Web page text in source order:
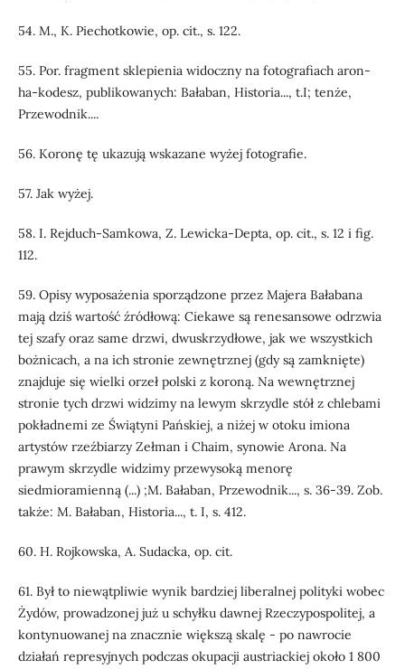
54. M., K. Piechotkowie, op. cit., s. 122.
55. Por. fragment sklepienia widoczny na fotografiach aron-
ha-kodesz, publikowanych: Bałaban, Historia..., t.I; tenże,
Przewodnik....
56. Koronę tę ukazują wskazane wyżej fotografie.
57. Jak wyżej.
58. I. Rejduch-Samkowa, Z. Lewicka-Depta, op. cit., s. 12 i fig.
112.
59. Opisy wyposażenia sporządzone przez Majera Bałabana
mają dziś wartość źródłową: Ciekawe są renesansowe odrzwia
tej szafy oraz same drzwi, dwuskrzydłowe, jak we wszystkich
bożnicach, a na ich stronie zewnętrznej (gdy są zamknięte)
znajduje się wielki orzeł polski z koroną. Na wewnętrznej
stronie tych drzwi widzimy na lewym skrzydle stół z chlebami
pokładnemi ze Świątyni Pańskiej, a niżej w otoku imiona
artystów rzeźbiarzy Zełman i Chaim, synowie Arona. Na
prawym skrzydle widzimy przewysoką menorę
siedmioramienną (...) ;M. Bałaban, Przewodnik..., s. 36-39. Zob.
także: M. Bałaban, Historia..., t. I, s. 412.
60. H. Rojkowska, A. Sudacka, op. cit.
61. Był to niewątpliwie wynik bardziej liberalnej polityki wobec
Żydów, prowadzonej już u schyłku dawnej Rzeczypospolitej, a
kontynuowanej na znacznie większą skalę - po nawrocie
działań represyjnych podczas okupacji austriackiej około 1 800